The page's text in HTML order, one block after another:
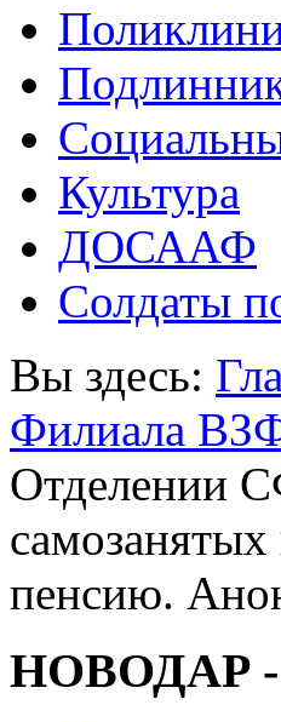
Культура
ДОСААФ
Солдаты
Вы здесь:
Филиала
Отделении
пенсию.
НОВОДАР -